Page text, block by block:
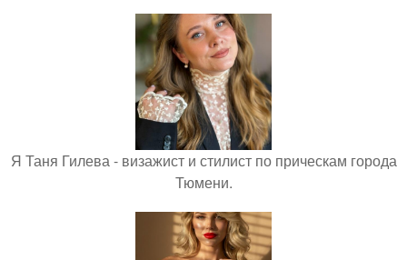
Я Таня Гилева - визажист и стилист по прическам города
Тюмени.